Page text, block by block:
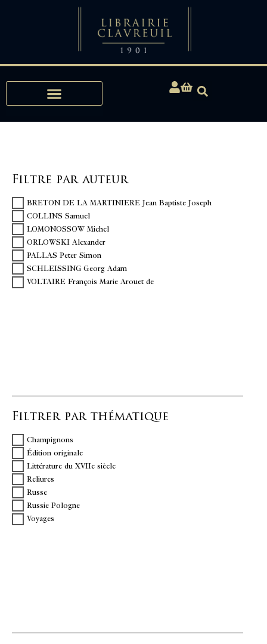
Filtre par auteur
BRETON DE LA MARTINIERE Jean Baptiste Joseph
COLLINS Samuel
LOMONOSSOW Michel
ORLOWSKI Alexander
PALLAS Peter Simon
SCHLEISSING Georg Adam
VOLTAIRE François Marie Arouet de
Filtrer par thématique
Champignons
Édition originale
Littérature du XVIIe siècle
Reliures
Russe
Russie Pologne
Voyages